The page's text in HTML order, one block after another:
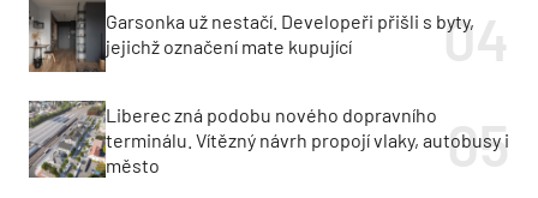
Garsonka už nestačí. Developeři přišli s byty,
jejichž označení mate kupující
Liberec zná podobu nového dopravního
terminálu. Vítězný návrh propojí vlaky, autobusy i
město